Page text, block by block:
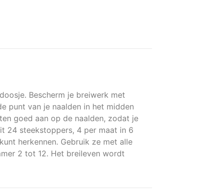
Bescherm je breiwerk met
punt van je naalden in het midden
goed aan op de naalden, zodat je
24 steekstoppers, 4 per maat in 6
herkennen. Gebruik ze met alle
2 tot 12. Het breileven wordt